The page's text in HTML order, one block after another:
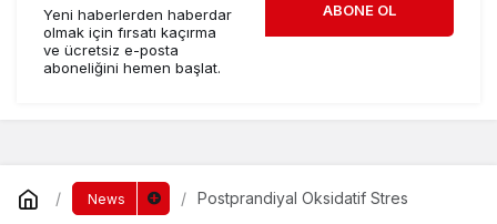
Yeni haberlerden haberdar
olmak için fırsatı kaçırma
ve ücretsiz e-posta
aboneliğini hemen başlat.
ABONE OL
News Postprandiyal Oksidatif Stres